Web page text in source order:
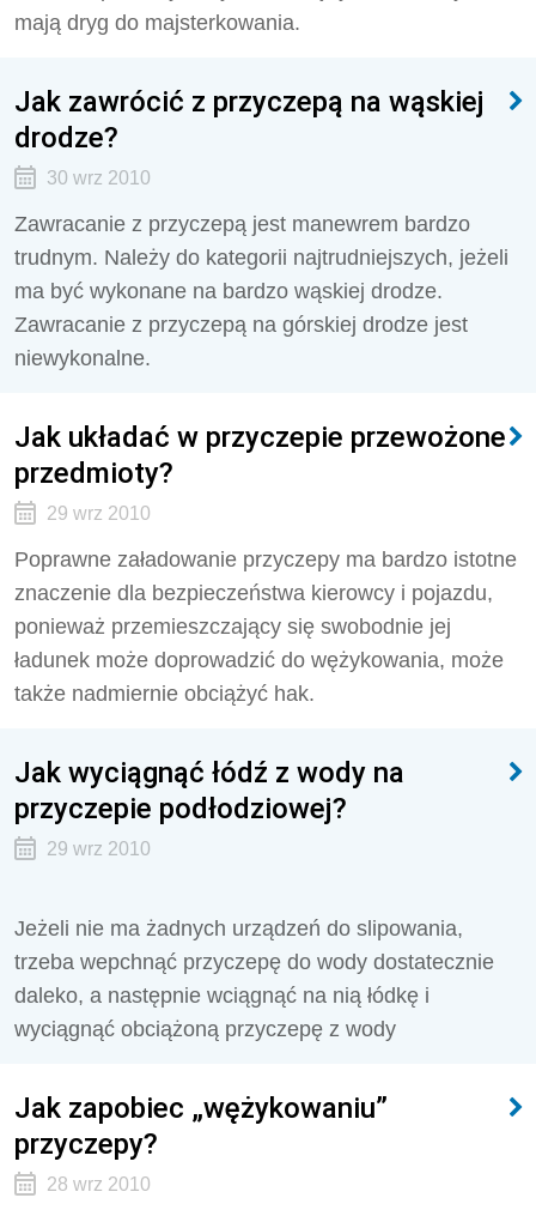
mają dryg do majsterkowania.
Jak zawrócić z przyczepą na wąskiej
drodze?
30 wrz 2010
Zawracanie z przyczepą jest manewrem bardzo
trudnym. Należy do kategorii najtrudniejszych, jeżeli
ma być wykonane na bardzo wąskiej drodze.
Zawracanie z przyczepą na górskiej drodze jest
niewykonalne.
Jak układać w przyczepie przewożone
przedmioty?
29 wrz 2010
Poprawne załadowanie przyczepy ma bardzo istotne
znaczenie dla bezpieczeństwa kierowcy i pojazdu,
ponieważ przemieszczający się swobodnie jej
ładunek może doprowadzić do wężykowania, może
także nadmiernie obciążyć hak.
Jak wyciągnąć łódź z wody na
przyczepie podłodziowej?
29 wrz 2010
Jeżeli nie ma żadnych urządzeń do slipowania,
trzeba wepchnąć przyczepę do wody dostatecznie
daleko, a następnie wciągnąć na nią łódkę i
wyciągnąć obciążoną przyczepę z wody
Jak zapobiec „wężykowaniu”
przyczepy?
28 wrz 2010